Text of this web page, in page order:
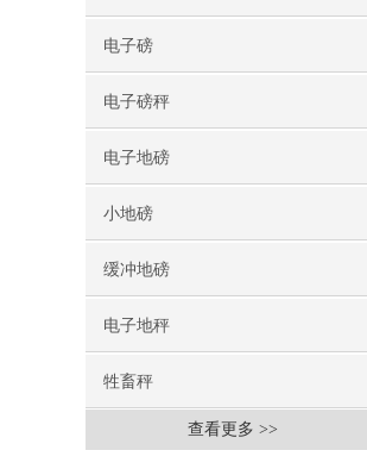
电子磅
电子磅秤
电子地磅
小地磅
缓冲地磅
电子地秤
牲畜秤
查看更多 >>